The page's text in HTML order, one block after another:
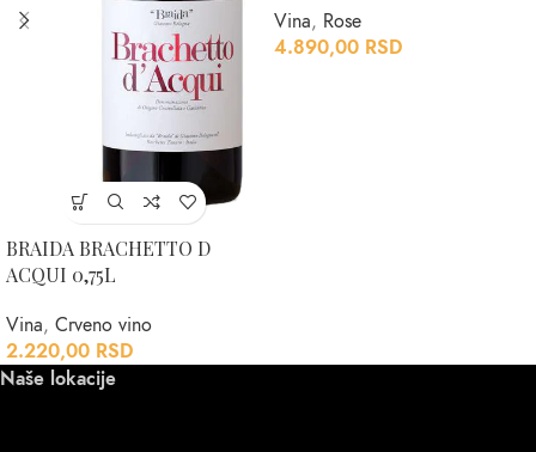
BRAIDA BRACHETTO D
ACQUI 0,75L
Vina, Crveno vino
2.220,00 RSD
Vina, Rose
4.890,00 RSD
Naše lokacije